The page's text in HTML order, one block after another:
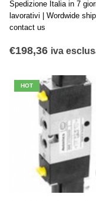
Spedizione Italia in 7
lavorativi | Wordwide
contact us
€198,36 iva
HOT